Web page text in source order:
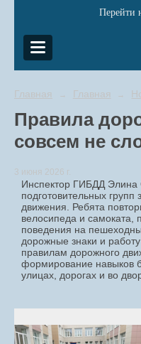
Перейти
Главная → Главная →
Правила
совсем не
3 июня 2026 г.
Инспектор ГИБДД Элина
подготовительных
движения. Ребята
велосипеда и самоката,
поведения на
дорожные знаки и
правилам дорожного
формирование навыков
улицах, дорогах и во